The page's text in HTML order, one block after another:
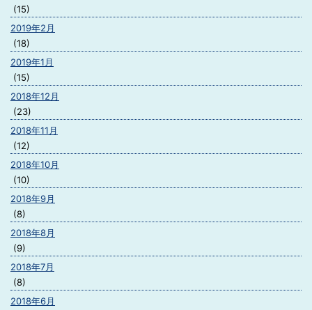
(15)
2019年2月
(18)
2019年1月
(15)
2018年12月
(23)
2018年11月
(12)
2018年10月
(10)
2018年9月
(8)
2018年8月
(9)
2018年7月
(8)
2018年6月